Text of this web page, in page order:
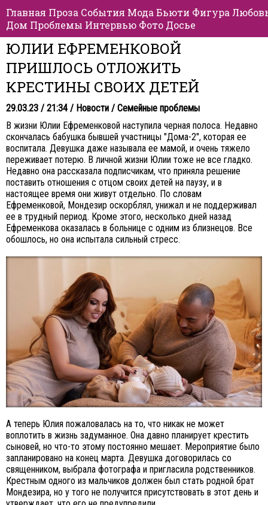
Главная Проза События Мода Бьюти Фигура
Дом Проблемы Интервью Фото Досье
ЮЛИИ ЕФРЕМЕНКОВОЙ
ПРИШЛОСЬ ОТЛОЖИТЬ
КРЕСТИНЫ СВОИХ ДЕТЕЙ
29.03.23 / 21:34 / Новости / Семейные проблемы
В жизни Юлии Ефременковой наступила черная полоса. Недавно
скончалась бабушка бывшей участницы "Дома-2", которая ее
воспитала. Девушка даже называла ее мамой, и очень тяжело
переживает потерю. В личной жизни Юлии тоже не все гладко.
Недавно она рассказала подписчикам, что приняла решение
поставить отношения с отцом своих детей на паузу, и в
настоящее время они живут отдельно. По словам
Ефременковой, Мондезир оскорблял, унижал и не поддерживал
ее в трудный период. Кроме этого, несколько дней назад
Ефременкова оказалась в больнице с одним из близнецов. Все
обошлось, но она испытала сильный стресс.
А теперь Юлия пожаловалась на то, что никак не может
воплотить в жизнь задуманное. Она давно планирует крестить
сыновей, но что-то этому постоянно мешает. Мероприятие было
запланировано на конец марта. Девушка договорилась со
священником, выбрала фотографа и пригласила родственников.
Крестным одного из мальчиков должен был стать родной брат
Мондезира, но у того не получится присутствовать в этот день и